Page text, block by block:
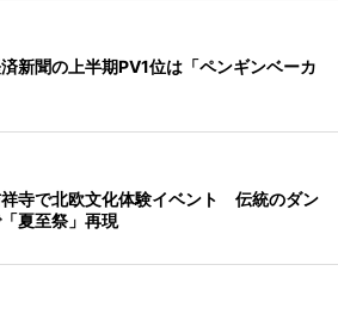
新聞の上半期PV1位は「ペンギンベーカ
祥寺で北欧文化体験イベント 伝統のダン
夏至祭」再現